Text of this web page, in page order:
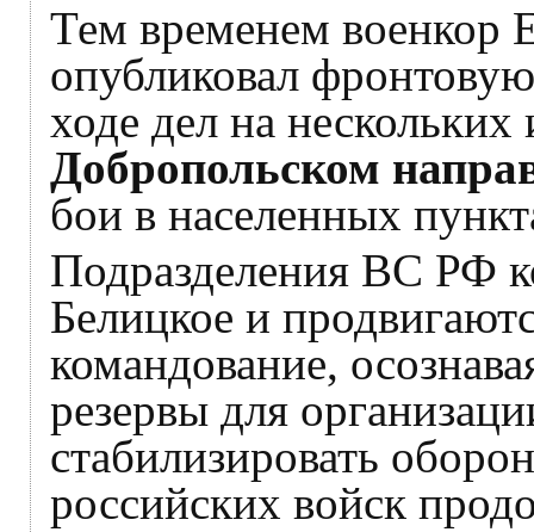
Тем временем военкор
опубликовал
ходе дел на
Добропольском
бои в населенных
Подразделения ВС РФ
Белицкое и
командование,
резервы для
стабилизировать
российских войск